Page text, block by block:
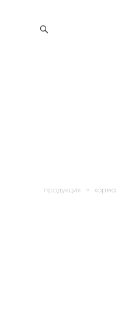
продукция > корма